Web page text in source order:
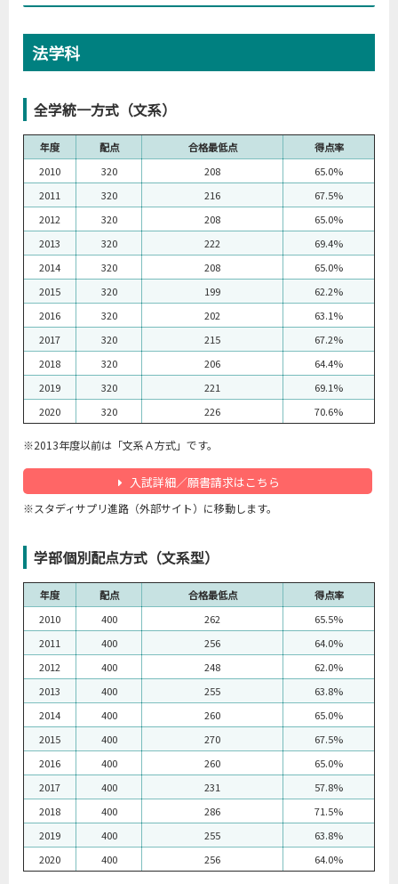
法学科
全学統一方式（文系）
年度 配点 合格最低点
得点率
2010
320 208
65.0%
2011
320 216
67.5%
2012
320 208
65.0%
2013
320 222
69.4%
2014
320 208
65.0%
2015
320 199
62.2%
2016
320 202
63.1%
2017
320 215
67.2%
2018
320 206
64.4%
2019
320 221
69.1%
2020
320 226 70.6%
※2013年度以前は「文系Ａ方式」です。
入試詳細／願書請求はこちら
※スタディサプリ進路（外部サイト）に移動します。
学部個別配点方式（文系型）
年度 配点 合格最低点
得点率
2010
400 262
65.5%
2011
400 256
64.0%
2012
400 248
62.0%
2013
400 255
63.8%
2014
400 260
65.0%
2015
400 270
67.5%
2016
400 260
65.0%
2017
400 231
57.8%
2018
400 286
71.5%
2019
400 255
63.8%
2020
400 256 64.0%